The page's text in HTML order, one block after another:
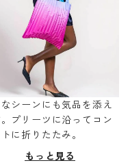
なシーンにも気品を添え
。プリーツに沿ってコン
に折りたたみ。
もっと見る